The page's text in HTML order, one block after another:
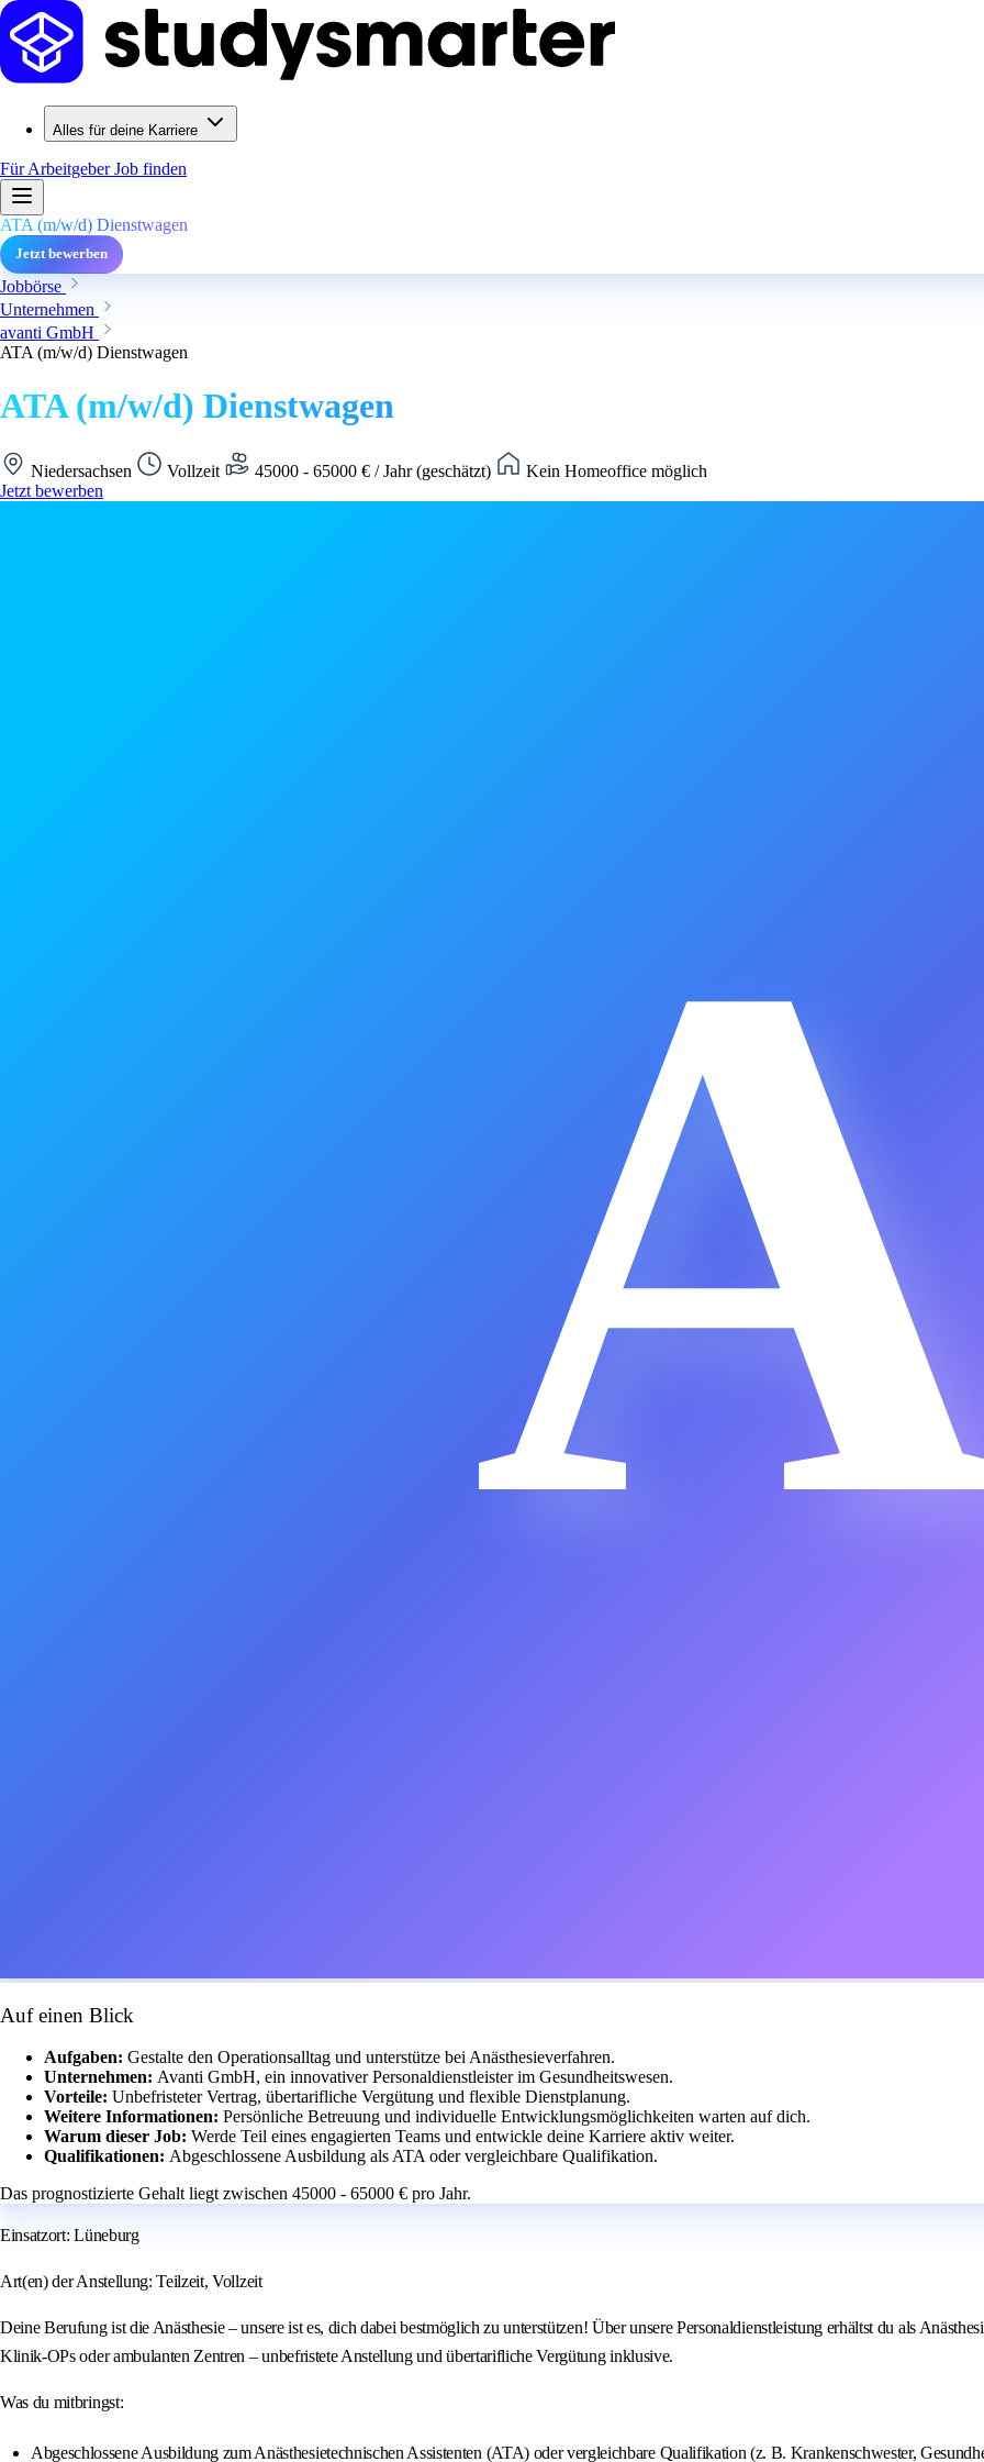
Alles für deine Karriere
Für ArbeitgeberJob finden
ATA (m/w/d) Dienstwagen
Jetzt bewerben
Jobbörse
Unternehmen
avanti GmbH
ATA (m/w/d) Dienstwagen
ATA (m/w/d) Dienstwagen
Niedersachsen Vollzeit 45000 - 65000 € / Jahr (geschätzt)
Kein Homeoffice möglich
Jetzt bewerben
Auf einen Blick
Aufgaben: Gestalte den Operationsalltag und unterstütze bei Anästhesieverfahren.
Unternehmen: Avanti GmbH, ein innovativer Personaldienstleister im Gesundheitswesen.
Vorteile: Unbefristeter Vertrag, übertarifliche Vergütung und flexible Dienstplanung.
Weitere Informationen: Persönliche Betreuung und individuelle Entwicklungsmöglichkeiten warten auf dich.
Warum dieser Job: Werde Teil eines engagierten Teams und entwickle deine Karriere aktiv weiter.
Qualifikationen: Abgeschlossene Ausbildung als ATA oder vergleichbare Qualifikation.
Das prognostizierte Gehalt liegt zwischen 45000 - 65000 € pro Jahr.
Einsatzort: Lüneburg
Art(en) der Anstellung: Teilzeit, Vollzeit
Deine Berufung ist die Anästhesie – unsere ist es, dich dabei bestmöglich zu unterstützen! Über unsere Personaldienstleistung erhältst du als
Klinik-OPs oder ambulanten Zentren – unbefristete Anstellung und übertarifliche Vergütung inklusive.
Was du mitbringst:
Abgeschlossene Ausbildung zum Anästhesietechnischen Assistenten (ATA) oder vergleichbare Qualifikation (z. B. Krankenschwester,